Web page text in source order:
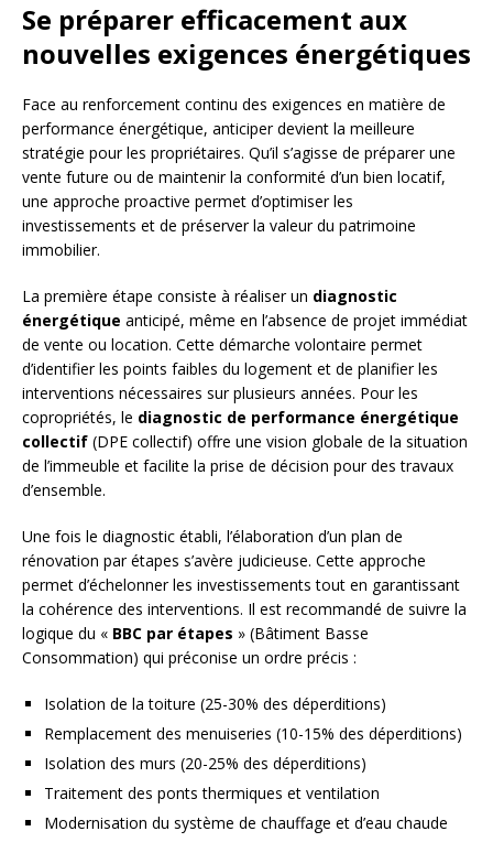
Se préparer efficacement aux
nouvelles exigences énergétiques
Face au renforcement continu des exigences en matière de
performance énergétique, anticiper devient la meilleure
stratégie pour les propriétaires. Qu’il s’agisse de préparer une
vente future ou de maintenir la conformité d’un bien locatif,
une approche proactive permet d’optimiser les
investissements et de préserver la valeur du patrimoine
immobilier.
La première étape consiste à réaliser un diagnostic
énergétique anticipé, même en l’absence de projet immédiat
de vente ou location. Cette démarche volontaire permet
d’identifier les points faibles du logement et de planifier les
interventions nécessaires sur plusieurs années. Pour les
copropriétés, le diagnostic de performance énergétique
collectif (DPE collectif) offre une vision globale de la situation
de l’immeuble et facilite la prise de décision pour des travaux
d’ensemble.
Une fois le diagnostic établi, l’élaboration d’un plan de
rénovation par étapes s’avère judicieuse. Cette approche
permet d’échelonner les investissements tout en garantissant
la cohérence des interventions. Il est recommandé de suivre la
logique du « BBC par étapes » (Bâtiment Basse
Consommation) qui préconise un ordre précis :
Isolation de la toiture (25-30% des déperditions)
Remplacement des menuiseries (10-15% des déperditions)
Isolation des murs (20-25% des déperditions)
Traitement des ponts thermiques et ventilation
Modernisation du système de chauffage et d’eau chaude